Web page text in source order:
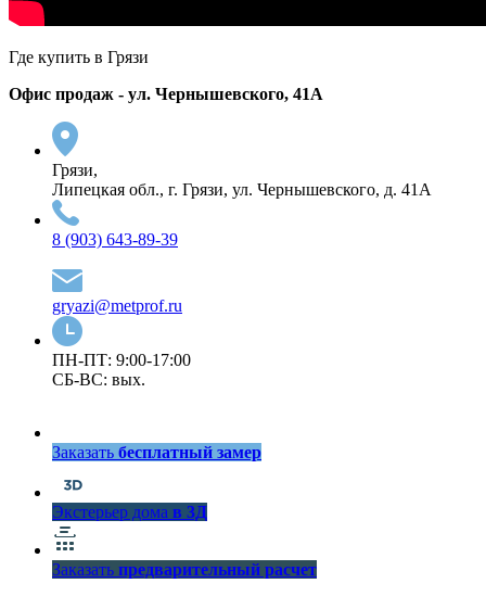
Где купить в Грязи
Офис продаж - ул. Чернышевского, 41А
Грязи,
Липецкая обл., г. Грязи, ул. Чернышевского, д. 41А
8 (903) 643-89-39
gryazi@metprof.ru
ПН-ПТ: 9:00-17:00
СБ-ВС: вых.
Заказать бесплатный замер
Экстерьер дома в 3Д
Заказать предварительный расчет